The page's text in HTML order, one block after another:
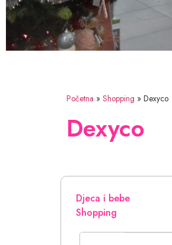
Početna » Shopping » Dexyco
Dexyco
Djeca i bebe
Shopping